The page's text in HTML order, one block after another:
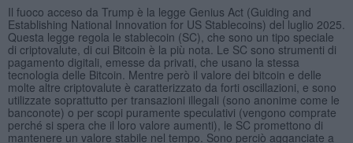
Il fuoco acceso da Trump è la legge Genius Act (Guiding and
Establishing National Innovation for US Stablecoins) del luglio 2025.
Questa legge regola le stablecoin (SC), che sono un tipo speciale
di criptovalute, di cui Bitcoin è la più nota. Le SC sono strumenti di
pagamento digitali, emesse da privati, che usano la stessa
tecnologia delle Bitcoin. Mentre però il valore dei bitcoin e delle
molte altre criptovalute è caratterizzato da forti oscillazioni, e sono
utilizzate soprattutto per transazioni illegali (sono anonime come le
banconote) o per scopi puramente speculativi (vengono comprate
perché si spera che il loro valore aumenti), le SC promettono di
mantenere un valore stabile nel tempo. Sono perciò agganciate a